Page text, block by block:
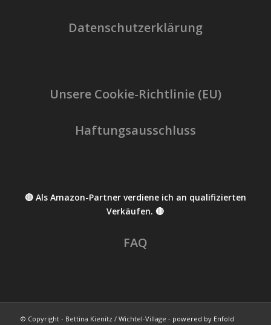
Datenschutzerklärung
Unsere Cookie-Richtlinie (EU)
Haftungsausschluss
🔴 Als Amazon-Partner verdiene ich an qualifizierten
Verkäufen. 🔴
FAQ
© Copyright - Bettina Kienitz / Wichtel-Village - powered by Enfold